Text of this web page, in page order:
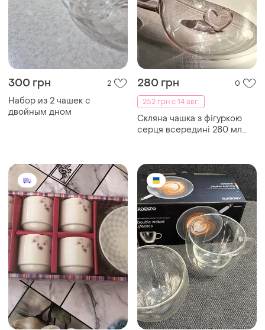
300 грн 2
Набор из 2 чашек с
двойным дном
280 грн
0
252 грн с 14 авг.
Скляна чашка з фігуркою
серця всередині 280 мл